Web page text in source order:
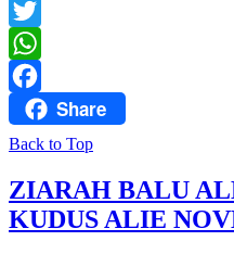
Messenger
Twitter
WhatsApp
FacebookShare
Back to Top
ZIARAH BALU
KUDUS ALIE